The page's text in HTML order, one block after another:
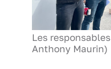
Les
Anthony Maurin)